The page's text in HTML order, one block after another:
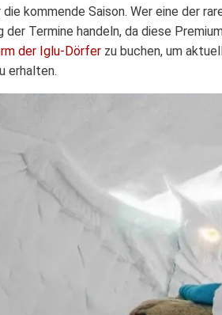
die kommende Saison. Wer eine der
Termine handeln, da diese
der Iglu-Dörfer zu buchen, um
erhalten.